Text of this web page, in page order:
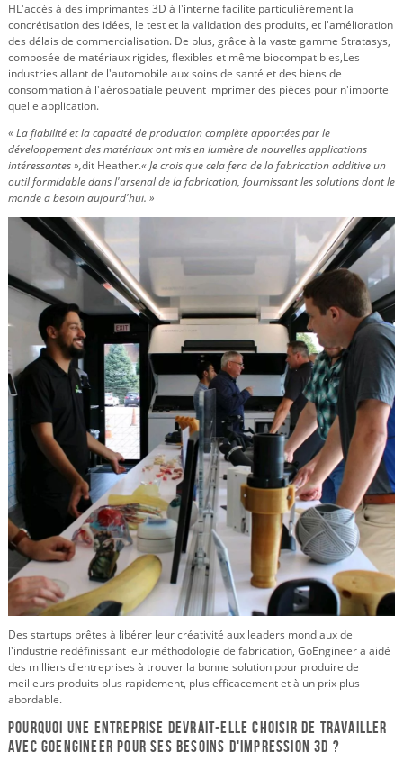
HL'accès à des imprimantes 3D à l'interne facilite particulièrement la
concrétisation des idées, le test et la validation des produits, et l'amélioration
des délais de commercialisation. De plus, grâce à la vaste gamme Stratasys,
composée de matériaux rigides, flexibles et même biocompatibles,Les
industries allant de l'automobile aux soins de santé et des biens de
consommation à l'aérospatiale peuvent imprimer des pièces pour n'importe
quelle application.
« La fiabilité et la capacité de production complète apportées par le
développement des matériaux ont mis en lumière de nouvelles applications
intéressantes »,dit Heather.« Je crois que cela fera de la fabrication additive un
outil formidable dans l'arsenal de la fabrication, fournissant les solutions dont le
monde a besoin aujourd'hui. »
Des startups prêtes à libérer leur créativité aux leaders mondiaux de
l'industrie redéfinissant leur méthodologie de fabrication, GoEngineer a aidé
des milliers d'entreprises à trouver la bonne solution pour produire de
meilleurs produits plus rapidement, plus efficacement et à un prix plus
abordable.
Pourquoi une entreprise devrait-elle choisir de travailler
avec GoEngineer pour ses besoins d'impression 3D ?